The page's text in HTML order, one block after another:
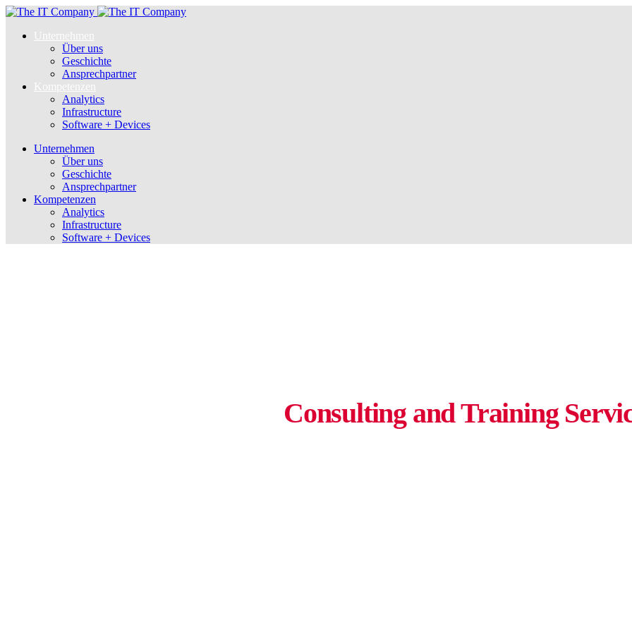
Unternehmen
Über uns
Geschichte
Ansprechpartner
Kompetenzen
Analytics
Infrastructure
Software + Devices
Unternehmen
Über uns
Geschichte
Ansprechpartner
Kompetenzen
Analytics
Infrastructure
Software + Devices
Consulting and Training